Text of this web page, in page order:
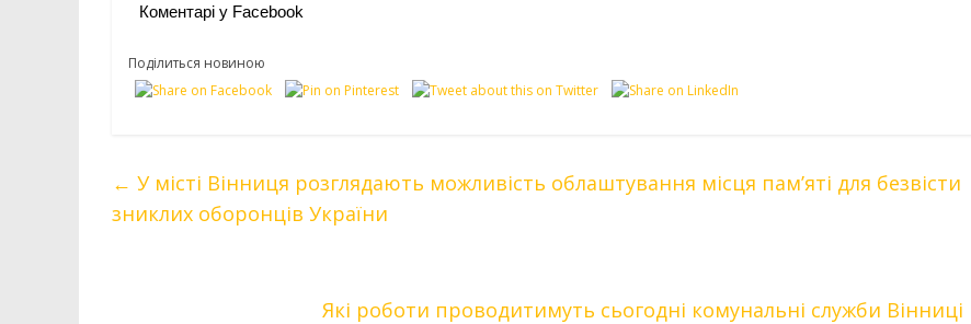
Коментарі у Facebook
Поділиться новиною
← У місті Вінниця розглядають можливість облаштування місця пам’яті для безвісти
зниклих оборонців України
Які роботи проводитимуть сьогодні комунальні служби Вінниці